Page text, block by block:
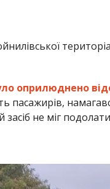
оприлюднено
пасажирів,
не міг